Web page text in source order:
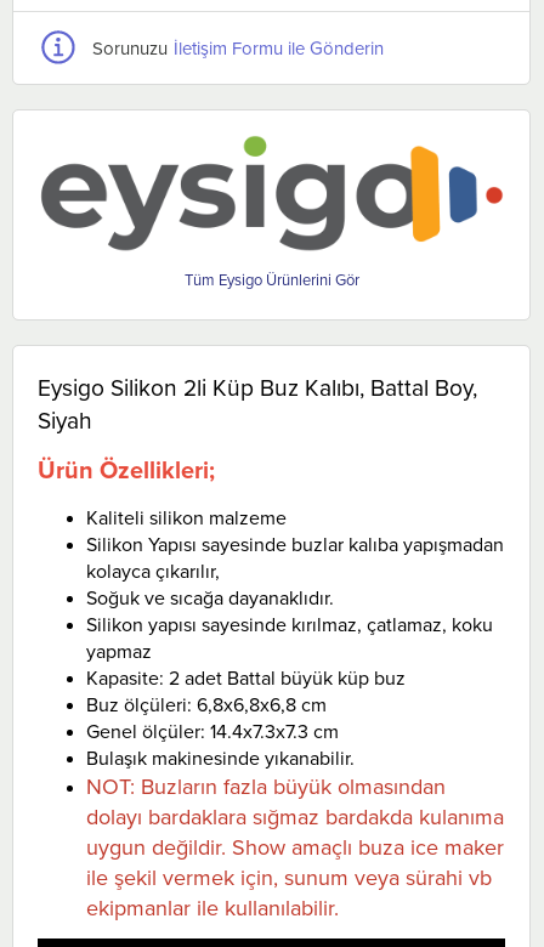
Sorunuzu İletişim Formu ile Gönderin
Eysigo
Eysigo Silikon 2li Küp Buz Kalıbı, Battal Boy,
Siyah
Ürün Özellikleri;
Kaliteli silikon malzeme
Silikon Yapısı sayesinde buzlar kalıba yapışmadan
kolayca çıkarılır,
Soğuk ve sıcağa dayanaklıdır.
Silikon yapısı sayesinde kırılmaz, çatlamaz, koku
yapmaz
Kapasite: 2 adet Battal büyük küp buz
Buz ölçüleri: 6,8x6,8x6,8 cm
Genel ölçüler: 14.4x7.3x7.3 cm
Bulaşık makinesinde yıkanabilir.
NOT: Buzların fazla büyük olmasından
dolayı bardaklara sığmaz bardakda kulanıma
uygun değildir. Show amaçlı buza ice maker
ile şekil vermek için, sunum veya sürahi vb
ekipmanlar ile kullanılabilir.